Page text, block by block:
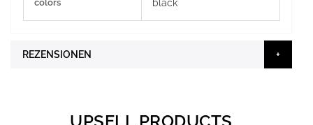
colors black
REZENSIONEN